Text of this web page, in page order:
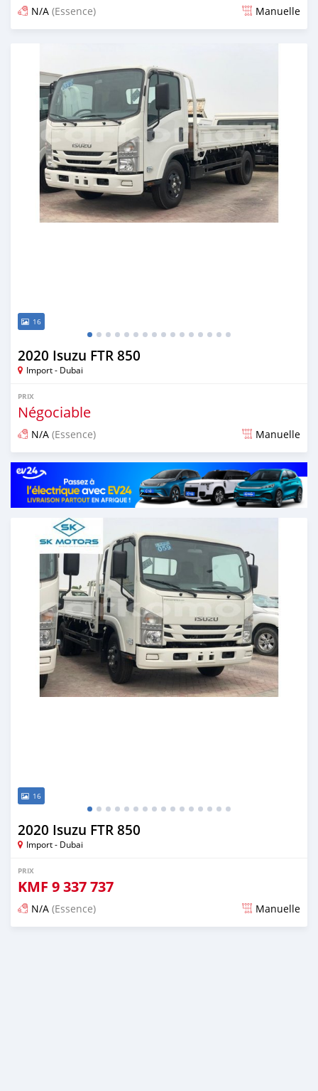
N/A (Essence) Manuelle
16
2020 Isuzu FTR 850
Import - Dubai
PRIX
Négociable
N/A (Essence) Manuelle
Publié il y a presque 6 ans
16
2020 Isuzu FTR 850
Import - Dubai
PRIX
KMF 9 337 737
N/A (Essence) Manuelle